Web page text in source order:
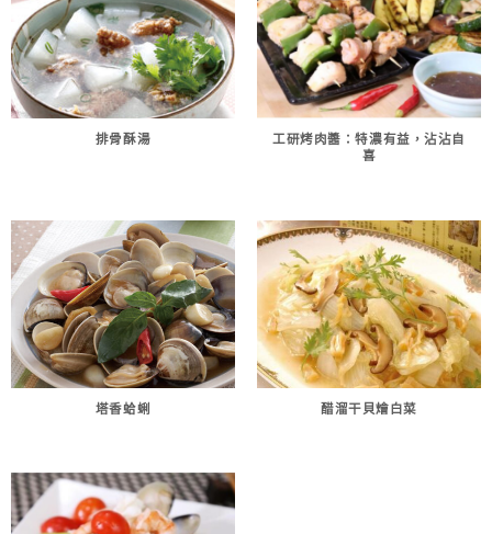
排骨酥湯
工研烤肉醬：特濃有益，沾沾自
喜
塔香蛤蜊 醋溜干貝燴白菜